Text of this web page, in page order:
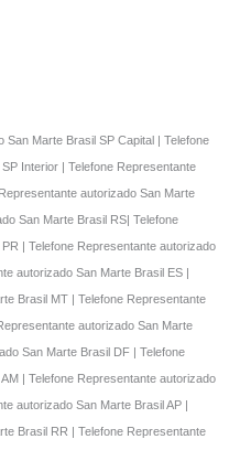
Marte Brasil SP Capital | Telefone
Interior | Telefone Representante
autorizado San Marte
San Marte Brasil RS| Telefone
| Telefone Representante autorizado
autorizado San Marte Brasil ES |
Brasil MT | Telefone Representante
autorizado San Marte
San Marte Brasil DF | Telefone
| Telefone Representante autorizado
autorizado San Marte Brasil AP |
Brasil RR | Telefone Representante